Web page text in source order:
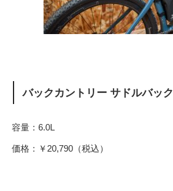
バックカントリー サドルバック
容量：6.0L
価格：￥20,790（税込）